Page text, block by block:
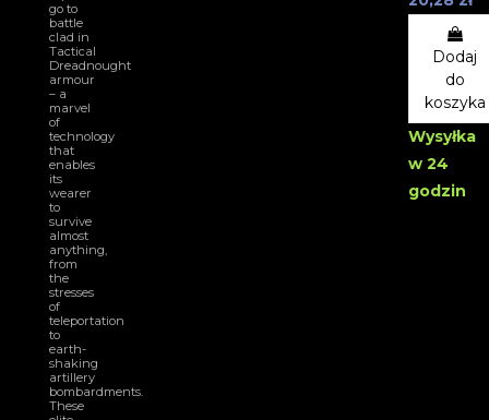
go to
battle
clad in
Tactical
Dreadnought
armour
– a
marvel
of
technology
that
enables
its
wearer
to
survive
almost
anything,
from
the
stresses
of
teleportation
to
earth-
shaking
artillery
bombardments.
These
Dodaj
do
koszyka
Wysyłka
w 24
godzin